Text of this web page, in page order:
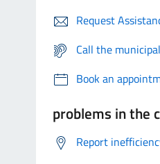
Request
Call the
Book an
problems in the
Report